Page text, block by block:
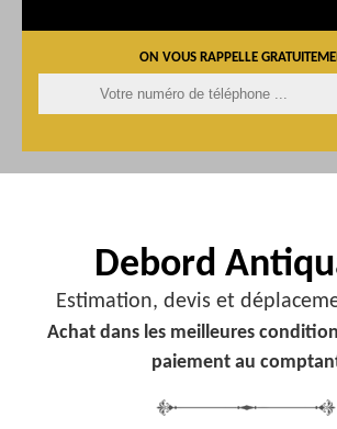
ON VOUS RAPPELLE
Debord
Estimation, devis et
Achat dans les meilleures
paiement au